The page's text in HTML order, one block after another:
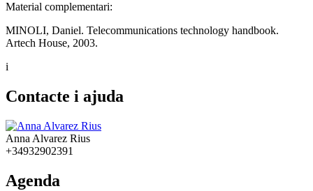
Material complementari:
MINOLI, Daniel. Telecommunications technology handbook.
Artech House, 2003.
i
Contacte i ajuda
Anna Alvarez Rius
+34932902391
Agenda